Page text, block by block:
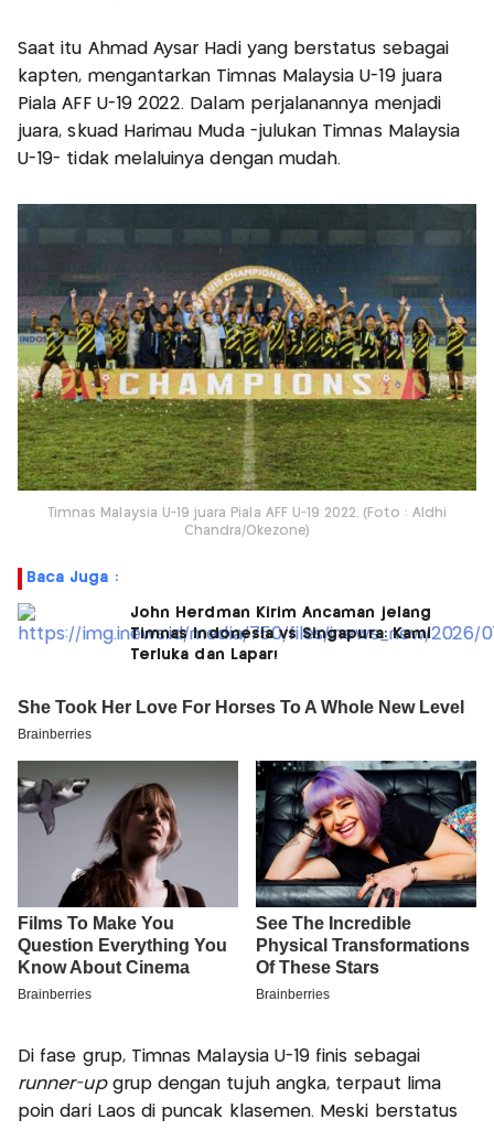
Saat itu Ahmad Aysar Hadi yang berstatus sebagai
kapten, mengantarkan Timnas Malaysia U-19 juara
Piala AFF U-19 2022. Dalam perjalanannya menjadi
juara, skuad Harimau Muda -julukan Timnas Malaysia
U-19- tidak melaluinya dengan mudah.
Timnas Malaysia U-19 juara Piala AFF U-19 2022. (Foto : Aldhi
Chandra/Okezone)
Baca Juga :
John Herdman Kirim Ancaman jelang
Timnas Indonesia vs Singapura: Kami
Terluka dan Lapar!
Di fase grup, Timnas Malaysia U-19 finis sebagai
runner-upgrup dengan tujuh angka, terpaut lima
poin dari Laos di puncak klasemen. Meski berstatus